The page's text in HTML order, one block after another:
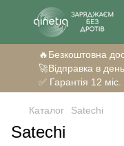
🔥Безкоштовна
🚀Відправка в
✅ Гарантія 12
Каталог Satechi
Satechi